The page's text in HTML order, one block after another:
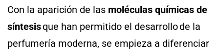
Con la aparición de las moléculas químicas de
síntesisque han permitido el desarrollo de la
perfumería moderna, se empieza a diferenciar